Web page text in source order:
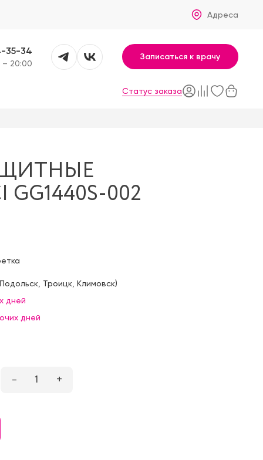
Адреса
35-34
20:00
Записаться к врачу
Статус заказа
002
Подольск, Троицк, Климовск)
дней
дней
– 1 +